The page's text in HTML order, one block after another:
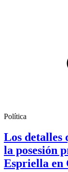
Política
Los detalles
la posesión
Espriella en